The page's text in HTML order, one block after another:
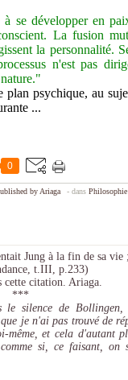
se développer en
La fusion
la personnalité.
n'est pas
psychique, au
...
0
by Ariaga - dans Philosophie
Jung à la fin de sa
t.III, p.233)
cette citation. Ariaga.
***
le silence de
je n'ai pas trouvé de
et cela d'autant
comme si, ce faisant,